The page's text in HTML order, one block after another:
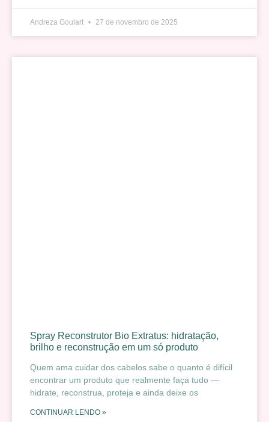
Andreza Goulart 27 de novembro de 2025
Spray Reconstrutor Bio Extratus: hidratação,
brilho e reconstrução em um só produto
Quem ama cuidar dos cabelos sabe o quanto é difícil
encontrar um produto que realmente faça tudo —
hidrate, reconstrua, proteja e ainda deixe os
CONTINUAR LENDO »